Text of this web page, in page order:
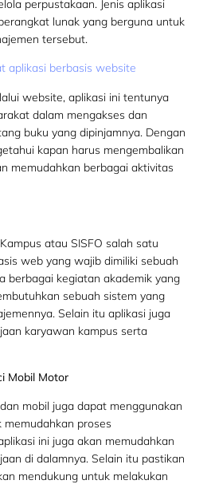
perpustakaan. Jenis aplikasi
lunak yang berguna untuk
tersebut.
aplikasi berbasis website
website, aplikasi ini tentunya
dalam mengakses dan
buku yang dipinjamnya. Dengan
kapan harus mengembalikan
memudahkan berbagai aktivitas
atau SISFO salah satu
web yang wajib dimiliki sebuah
berbagai kegiatan akademik yang
sebuah sistem yang
Selain itu aplikasi juga
karyawan kampus serta
Mobil Motor
mobil juga dapat menggunakan
proses
ini juga akan memudahkan
di dalamnya. Selain itu pastikan
mendukung untuk melakukan